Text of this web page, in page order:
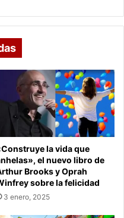
la vida que
el nuevo libro de
Brooks y Oprah
sobre la felicidad
3 enero, 2025